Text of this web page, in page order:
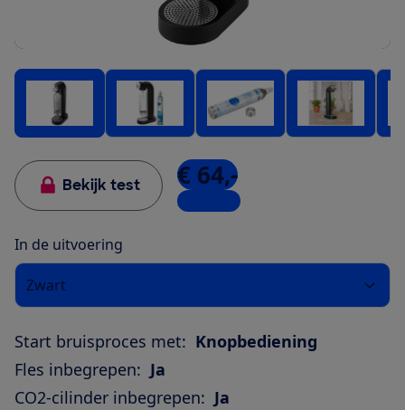
Bekijk test € 64,-
3 winkels
In de uitvoering
Zwart
Start bruisproces met: Knopbediening
Fles inbegrepen: Ja
CO2-cilinder inbegrepen: Ja